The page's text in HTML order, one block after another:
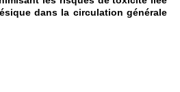
dans la circulation générale